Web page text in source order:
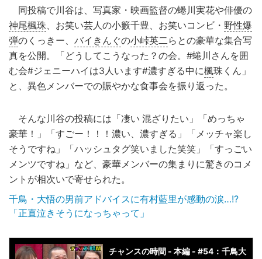
同投稿で川谷は、写真家・映画監督の蜷川実花や俳優の
神尾楓珠、お笑い芸人の小籔千豊、お笑いコンビ・ 野性爆
弾のくっきー、 バイきんぐの小峠英二らとの豪華な集合写
真を公開。「どうしてこうなった？の会。#蜷川さんを囲
む会#ジェニーハイは3人います#濃すぎる中に楓珠くん」
と、異色メンバーでの賑やかな食事会を振り返った。
そんな川谷の投稿には「凄い 混ざりたい」「めっちゃ
豪華！」「すごー！！！濃い、濃すぎる」「メッチャ楽し
そうですね」「ハッシュタグ笑いました笑笑」「すっごい
メンツですね」など、豪華メンバーの集まりに驚きのコメ
ントが相次いで寄せられた。
千鳥・大悟の男前アドバイスに有村藍里が感動の涙…!?
「正直泣きそうになっちゃって」
チャンスの時間 - 本編 - #54：千鳥大